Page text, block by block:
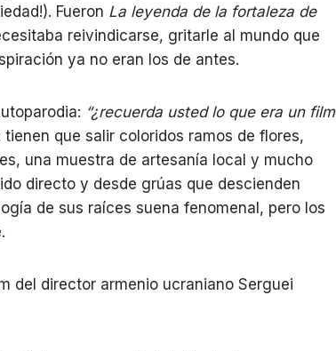
Fueron La leyenda de la fortaleza de
reivindicarse, gritarle al mundo que
ya no eran los de antes.
“¿recuerda usted lo que era un film
que salir coloridos ramos de flores,
una muestra de artesanía local y mucho
directo y desde grúas que descienden
de sus raíces suena fenomenal, pero los